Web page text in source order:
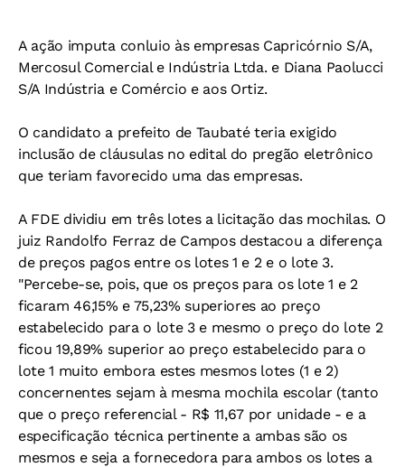
A ação imputa conluio às empresas Capricórnio S/A,
Mercosul Comercial e Indústria Ltda. e Diana Paolucci
S/A Indústria e Comércio e aos Ortiz.
O candidato a prefeito de Taubaté teria exigido
inclusão de cláusulas no edital do pregão eletrônico
que teriam favorecido uma das empresas.
A FDE dividiu em três lotes a licitação das mochilas. O
juiz Randolfo Ferraz de Campos destacou a diferença
de preços pagos entre os lotes 1 e 2 e o lote 3.
"Percebe-se, pois, que os preços para os lote 1 e 2
ficaram 46,15% e 75,23% superiores ao preço
estabelecido para o lote 3 e mesmo o preço do lote 2
ficou 19,89% superior ao preço estabelecido para o
lote 1 muito embora estes mesmos lotes (1 e 2)
concernentes sejam à mesma mochila escolar (tanto
que o preço referencial - R$ 11,67 por unidade - e a
especificação técnica pertinente a ambas são os
mesmos e seja a fornecedora para ambos os lotes a